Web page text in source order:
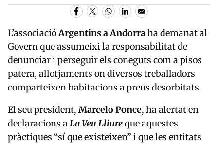
L’associacióArgentins a Andorraha demanat al
Govern que assumeixi la responsabilitat de
denunciar i perseguir els coneguts com a pisos
patera, allotjaments on diversos treballadors
comparteixen habitacions a preus desorbitats.
El seu president, Marcelo Ponce, ha alertat en
declaracions aLa Veu Lliureque aquestes
pràctiques “sí que existeixen” i que les entitats